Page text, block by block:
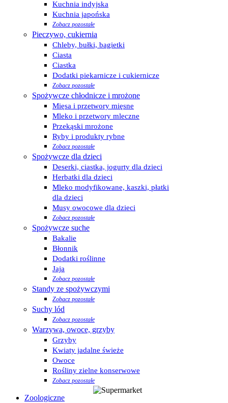
Kuchnia indyjska
Kuchnia japońska
Zobacz pozostałe
Pieczywo, cukiernia
Chleby, bułki, bagietki
Ciasta
Ciastka
Dodatki piekarnicze i cukiernicze
Zobacz pozostałe
Spożywcze chłodnicze i mrożone
Mięsa i przetwory mięsne
Mleko i przetwory mleczne
Przekąski mrożone
Ryby i produkty rybne
Zobacz pozostałe
Spożywcze dla dzieci
Deserki, ciastka, jogurty dla dzieci
Herbatki dla dzieci
Mleko modyfikowane, kaszki, płatki
dla dzieci
Musy owocowe dla dzieci
Zobacz pozostałe
Spożywcze suche
Bakalie
Błonnik
Dodatki roślinne
Jaja
Zobacz pozostałe
Standy ze spożywczymi
Zobacz pozostałe
Suchy lód
Zobacz pozostałe
Warzywa, owoce, grzyby
Grzyby
Kwiaty jadalne świeże
Owoce
Rośliny zielne konserwowe
Zobacz pozostałe
Zoologiczne